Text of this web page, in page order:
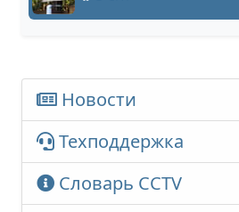
Новости
Техподдержка
Словарь CCTV